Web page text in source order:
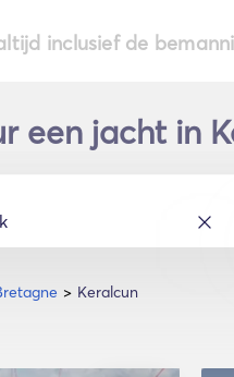
inclusief de
een jacht in
Keralcun